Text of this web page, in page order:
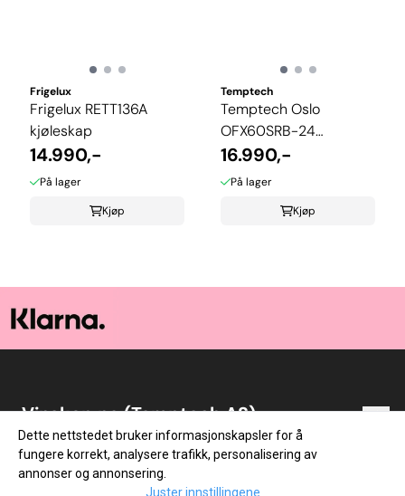
Frigelux
Frigelux RETT136A
kjøleskap
14.990,-
På lager
Kjøp
Temptech
Temptech Oslo
OFX60SRB-24
kjøleskap
16.990,-
På lager
Kjøp
Vinskap.no (Temptech AS)
Vinskap.no er en norsk nettbutikk med vin som
lidenskap! Vi startet med netthandel i 2014. Lageret
vårt ligger i Vestfold, og vi sender ut varer alle
Snarveier
Blogg Om oss
Dette nettstedet bruker informasjonskapsler for å
fungere korrekt, analysere trafikk, personalisering av
annonser og annonsering.
Juster innstillingene